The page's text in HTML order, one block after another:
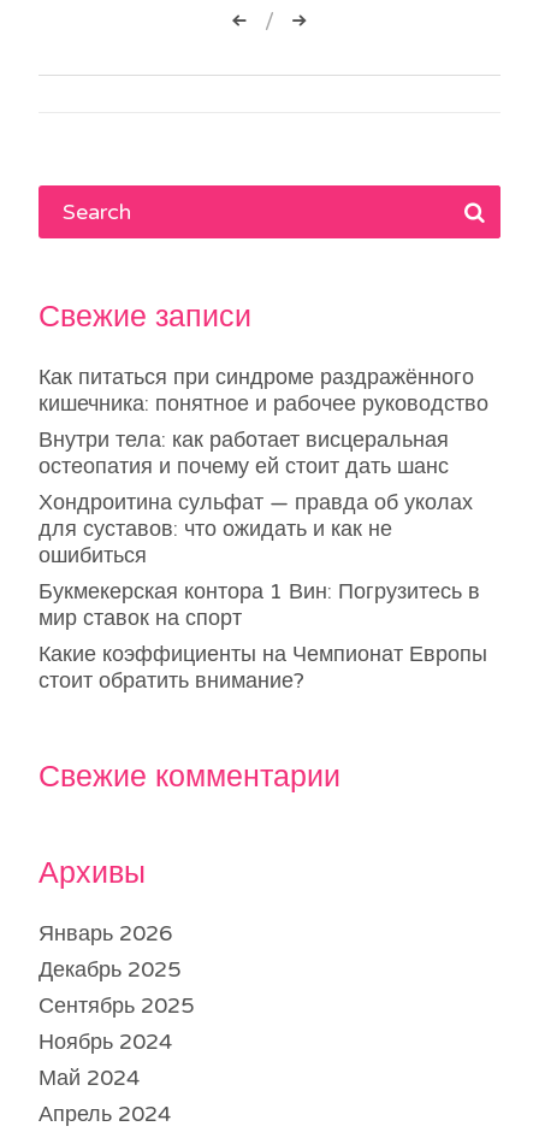
Навигация
по
Свежие записи
Как питаться при синдроме раздражённого
кишечника: понятное и рабочее руководство
Внутри тела: как работает висцеральная
остеопатия и почему ей стоит дать шанс
Хондроитина сульфат — правда об уколах
для суставов: что ожидать и как не
ошибиться
Букмекерская контора 1 Вин: Погрузитесь в
мир ставок на спорт
Какие коэффициенты на Чемпионат Европы
стоит обратить внимание?
Свежие комментарии
Архивы
Январь 2026
Декабрь 2025
Сентябрь 2025
Ноябрь 2024
Май 2024
Апрель 2024